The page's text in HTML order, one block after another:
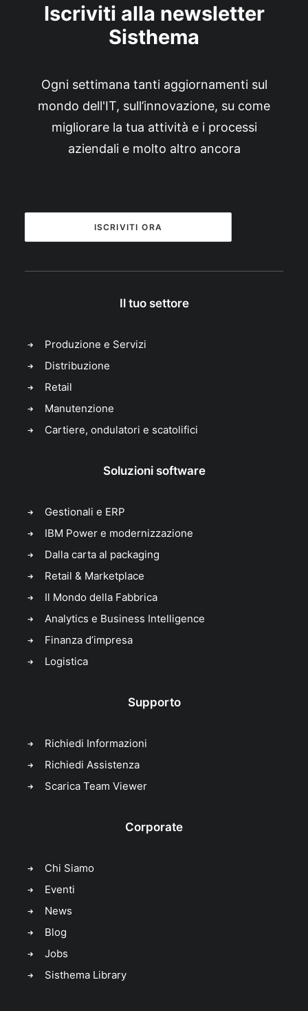
Iscriviti alla newsletter
Sisthema
Ogni settimana tanti aggiornamenti sul
mondo dell'IT, sull’innovazione, su come
migliorare la tua attività e i processi
aziendali e molto altro ancora
ISCRIVITI ORA
Il tuo settore
Produzione e Servizi
Distribuzione
Retail
Manutenzione
Cartiere, ondulatori e scatolifici
Soluzioni software
Gestionali e ERP
IBM Power e modernizzazione
Dalla carta al packaging
Retail & Marketplace
Il Mondo della Fabbrica
Analytics e Business Intelligence
Finanza d’impresa
Logistica
Supporto
Richiedi Informazioni
Richiedi Assistenza
Scarica Team Viewer
Corporate
Chi Siamo
Eventi
News
Blog
Jobs
Sisthema Library